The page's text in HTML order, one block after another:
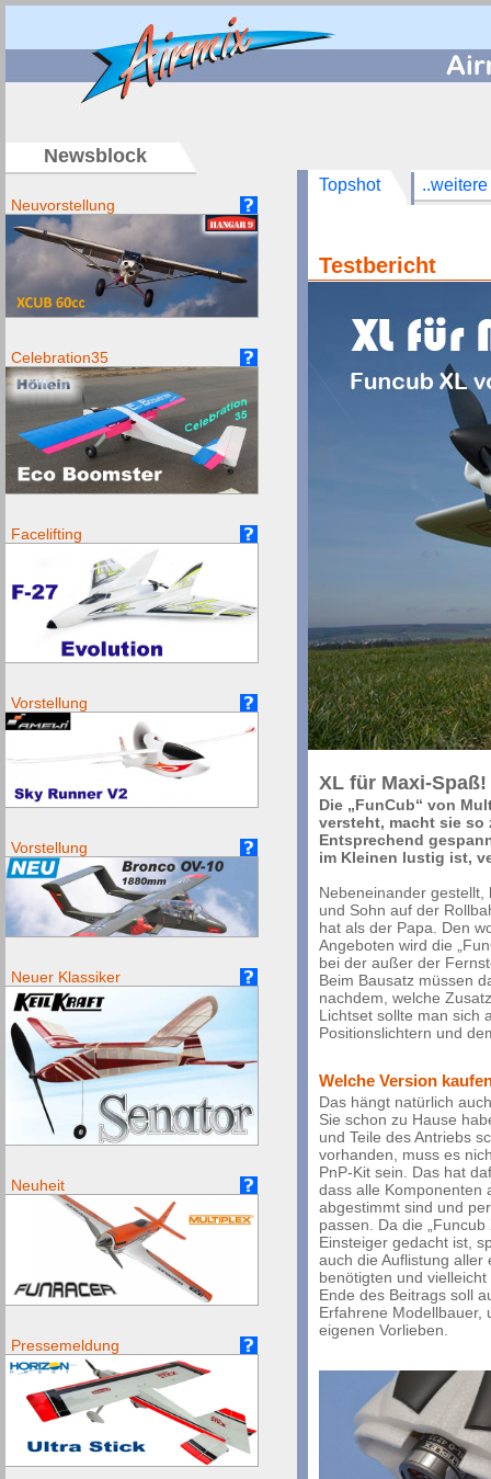
Newsblock
Neuvorstellung
Celebration35
Facelifting
Vorstellung
Vorstellung
Neuer Klassiker
Neuheit
Pressemeldung
Topshot ..weitere
Testbericht
XL für Maxi-Spaß!
Die „FunCub“ von
versteht, macht sie so
Entsprechend
im Kleinen lustig ist,
Nebeneinander
und Sohn auf der
hat als der Papa. Den
Angeboten wird die
bei der außer der
Beim Bausatz müssen
nachdem, welche
Lichtset sollte man sich
Positionslichtern und
Welche Version
Das hängt natürlich
Sie schon zu Hause
und Teile des Antriebs
vorhanden, muss es
PnP-Kit sein. Das hat
dass alle Komponenten
abgestimmt sind und
passen. Da die „Funcub
Einsteiger gedacht ist,
auch die Auflistung aller
benötigten und
Ende des Beitrags soll
Erfahrene Modellbauer,
eigenen Vorlieben.